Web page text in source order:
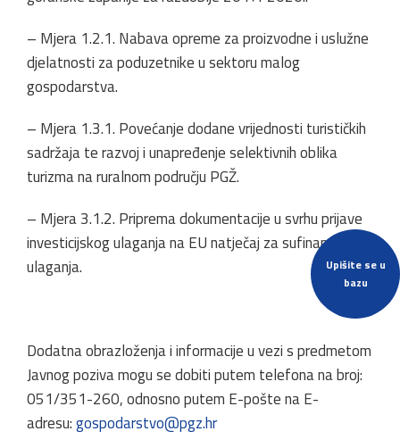
Upišite se u
bazu
– Mjera 1.2.1. Nabava opreme za proizvodne i uslužne
djelatnosti za poduzetnike u sektoru malog
gospodarstva.
– Mjera 1.3.1. Povećanje dodane vrijednosti turističkih
sadržaja te razvoj i unapređenje selektivnih oblika
turizma na ruralnom području PGŽ.
– Mjera 3.1.2. Priprema dokumentacije u svrhu prijave
investicijskog ulaganja na EU natječaj za sufinanciranje
ulaganja.
Dodatna obrazloženja i informacije u vezi s predmetom
Javnog poziva mogu se dobiti putem telefona na broj:
051/351-260, odnosno putem E-pošte na E-
adresu:gospodarstvo@pgz.hr